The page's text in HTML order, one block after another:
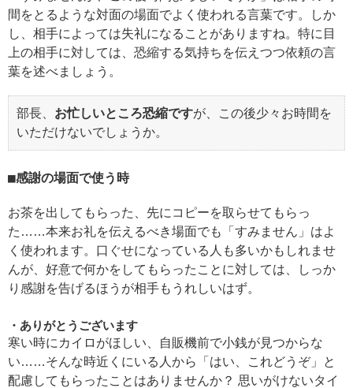
間をとるような対面の場面でよく使われる言葉です。しか
し、相手によっては失礼になることがありますね。特に目
上の相手に対しては、恐縮する気持ちを伝えつつ依頼の言
葉を述べましょう。
部長、 お忙しいところ恐縮ですが、この後少々お時間を
いただけないでしょうか。
感謝の場面で使う時
お茶を出してもらった、先にコピーを取らせてもらっ
た……本来お礼を伝えるべき場面でも「すみません」はよ
く使われます。口ぐせになっている人も多いかもしれませ
んが、好意で何かをしてもらったことに対しては、しっか
り感謝を告げるほうが相手もうれしいはず。
ありがとうございます
寒い時にカイロがほしい、自販機前で小銭が見つからな
い……そんな時近くにいる人から「はい、これどうぞ」と
配慮してもらったことはありませんか？ 思いがけないタイ